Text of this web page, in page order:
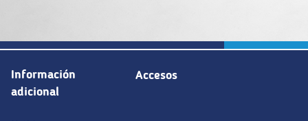
Información
adicional
Accesos